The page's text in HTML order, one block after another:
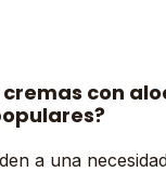
cremas con
a una